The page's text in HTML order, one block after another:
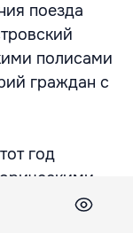
поезда
полисами
граждан с
год